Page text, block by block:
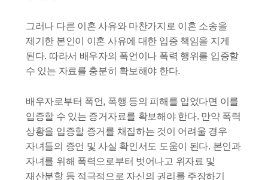
그러나 다른 이혼 사유와 마찬가지로 이혼 소송을
제기한 본인이 이혼 사유에 대한 입증 책임을 지게
된다. 따라서 배우자의 폭언이나 폭력 행위를 입증할
수 있는 자료를 충분히 확보해야 한다.
배우자로부터 폭언, 폭행 등의 피해를 입었다면 이를
입증할 수 있는 증거자료를 확보해야 한다. 만약 폭력
상황을 입증할 증거를 채집하는 것이 어려울 경우
자녀들의 증언 및 사실 확인서도 도움이 된다. 본인과
자녀를 위해 폭력으로부터 벗어나고 위자료 및
재산분할 등 적극적으로 자신의 권리를 주장하기